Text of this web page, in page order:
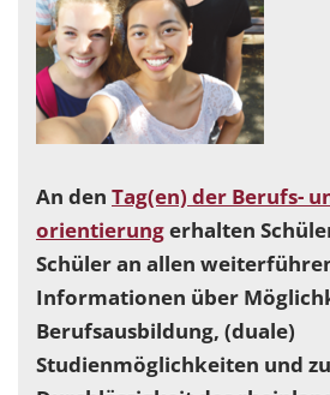
An den Tag(en) der Berufs-
orientierungerhalten
Schüler an allen
Informationen über
Berufsausbildung, (duale)
Studienmöglichkeiten und